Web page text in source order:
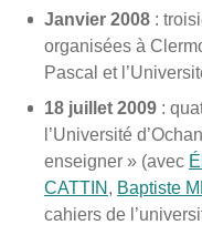
Janvier 2008 :
organisées à
Pascal et
18 juillet 2009 :
l’Université
enseigner » (avec
CATTIN , Baptiste
cahiers de